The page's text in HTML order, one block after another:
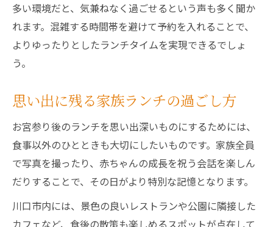
多い環境だと、気兼ねなく過ごせるという声も多く聞か
れます。混雑する時間帯を避けて予約を入れることで、
よりゆったりとしたランチタイムを実現できるでしょ
う。
思い出に残る家族ランチの過ごし方
お宮参り後のランチを思い出深いものにするためには、
食事以外のひとときも大切にしたいものです。家族全員
で写真を撮ったり、赤ちゃんの成長を祝う会話を楽しん
だりすることで、その日がより特別な記憶となります。
川口市内には、景色の良いレストランや公園に隣接した
カフェなど、食後の散策も楽しめるスポットが点在して